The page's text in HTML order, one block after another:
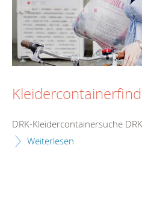
DRK-Kleidercontainersuche
Weiterlesen